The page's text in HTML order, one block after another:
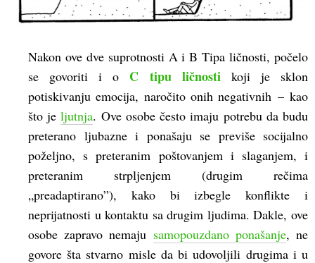
Nakon ove dve suprotnosti A i B Tipa ličnosti, počelo
se govoriti i o C tipu ličnosti koji je sklon
potiskivanju emocija, naročito onih negativnih – kao
što jeljutnja. Ove osobe često imaju potrebu da budu
preterano ljubazne i ponašaju se previše socijalno
poželjno, s preteranim poštovanjem i slaganjem, i
preteranim strpljenjem (drugim rečima
„preadaptirano”), kako bi izbegle konflikte i
neprijatnosti u kontaktu sa drugim ljudima. Dakle, ove
osobe zapravo nemaju samopouzdano ponašanje, ne
govore šta stvarno misle da bi udovoljili drugima i u